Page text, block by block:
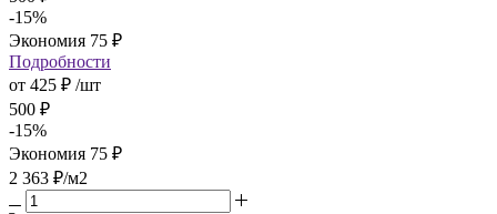
-15%
Экономия 75 ₽
Подробности
от 425 ₽ /шт
500 ₽
-15%
Экономия 75 ₽
2 363 ₽/м2